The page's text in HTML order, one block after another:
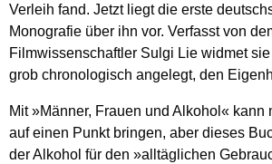
Verleih fand. Jetzt liegt die erste
Monografie über ihn vor. Verfasst von
Filmwissenschaftler Sulgi Lie widmet
grob chronologisch angelegt, den
Mit »Männer, Frauen und Alkohol« kann
auf einen Punkt bringen, aber dieses
der Alkohol für den »alltäglichen